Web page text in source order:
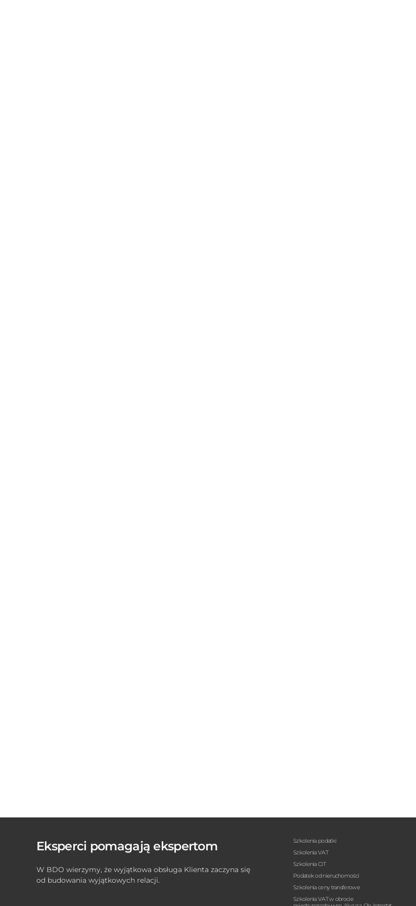
Eksperci pomagają ekspertom
W BDO wierzymy, że wyjątkowa obsługa Klienta zaczyna się
od budowania wyjątkowych relacji.
Szkolenia podatki
Szkolenia VAT
Szkolenia CIT
Podatek od nieruchomości
Szkolenia ceny transferowe
Szkolenia VAT w obrocie